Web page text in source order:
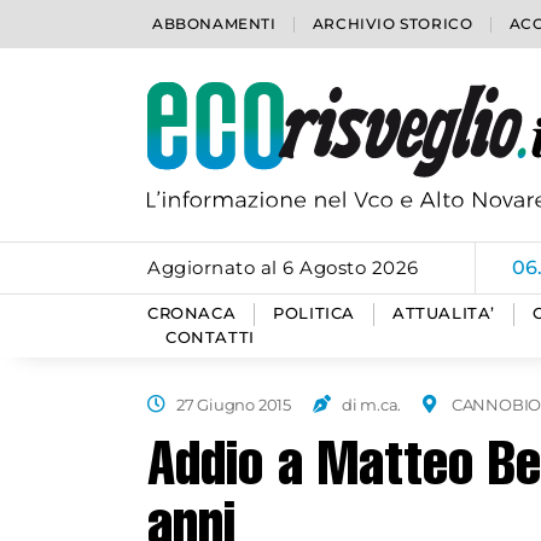
ABBONAMENTI ARCHIVIO STORICO
Aggiornato al 6 Agosto 2026
CRONACA POLITICA ATTUALITA’
CONTATTI
27 Giugno 2015 di m.ca. CANNOBIO
Addio a Matteo